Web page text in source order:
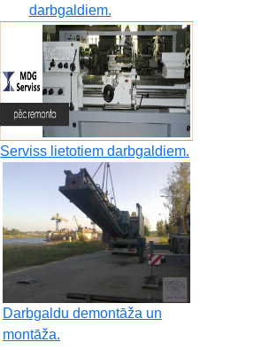
darbgaldiem.
Serviss lietotiem darbgaldiem.
Darbgaldu demontāža un
montāža.